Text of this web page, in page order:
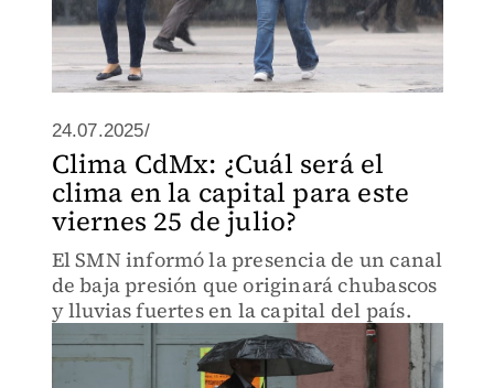
24.07.2025/
Clima CdMx: ¿Cuál será el
clima en la capital para este
viernes 25 de julio?
El SMN informó la presencia de un canal
de baja presión que originará chubascos
y lluvias fuertes en la capital del país.